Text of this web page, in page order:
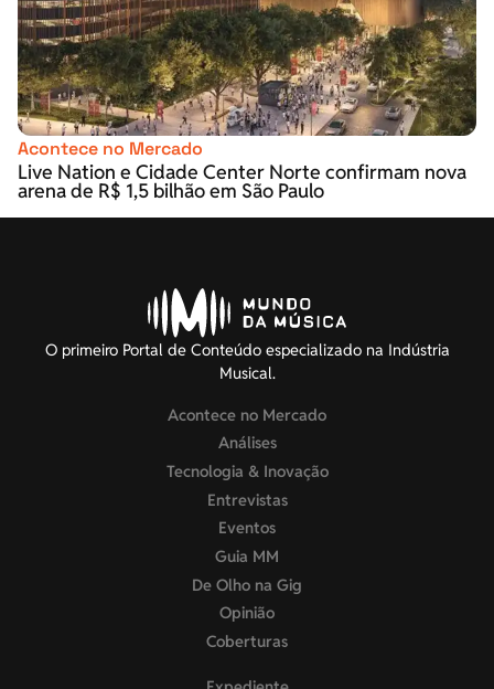
Acontece no Mercado
Live Nation e Cidade Center Norte confirmam nova
arena de R$ 1,5 bilhão em São Paulo
O primeiro Portal de Conteúdo especializado na Indústria
Musical.
Acontece no Mercado
Análises
Tecnologia & Inovação
Entrevistas
Eventos
Guia MM
De Olho na Gig
Opinião
Coberturas